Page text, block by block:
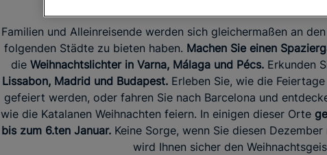
Familien und Alleinreisende werden sich gleichermaßen an
folgenden Städte zu bieten haben. Machen Sie einen
die Weihnachtslichter in Varna, Málaga und Pécs. Erkunden
Lissabon, Madrid und Budapest. Erleben Sie, wie die
gefeiert werden, oder fahren Sie nach Barcelona und
wie die Katalanen Weihnachten feiern. In einigen dieser Orte
bis zum 6.ten Januar.Keine Sorge, wenn Sie diesen
wird Ihnen sicher den